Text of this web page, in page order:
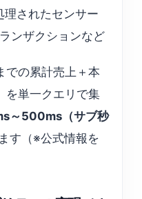
されたセンサー
ンザクションなど
での累計売上＋本
を単一クエリで集
～500ms（サブ秒
す（※公式情報を